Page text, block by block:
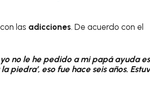
las adicciones. De acuerdo con el
no le he pedido a mi papá ayuda es
piedra’, eso fue hace seis años.